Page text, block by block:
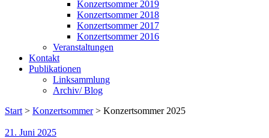
Konzertsommer 2019
Konzertsommer 2018
Konzertsommer 2017
Konzertsommer 2016
Veranstaltungen
Kontakt
Publikationen
Linksammlung
Archiv/ Blog
Start > Konzertsommer > Konzertsommer 2025
21. Juni 2025